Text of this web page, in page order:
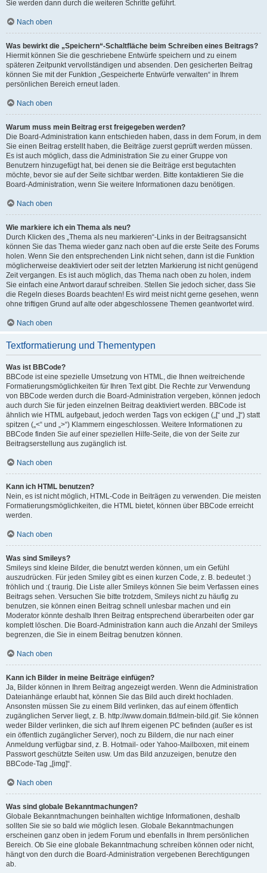
Sie werden dann durch die weiteren Schritte geführt.
Nach oben
Was bewirkt die „Speichern“-Schaltfläche beim Schreiben eines Beitrags?
Hiermit können Sie die geschriebene Entwürfe speichern und zu einem
späteren Zeitpunkt vervollständigen und absenden. Den gesicherten Beitrag
können Sie mit der Funktion „Gespeicherte Entwürfe verwalten“ in Ihrem
persönlichen Bereich erneut laden.
Nach oben
Warum muss mein Beitrag erst freigegeben werden?
Die Board-Administration kann entschieden haben, dass in dem Forum, in dem
Sie einen Beitrag erstellt haben, die Beiträge zuerst geprüft werden müssen.
Es ist auch möglich, dass die Administration Sie zu einer Gruppe von
Benutzern hinzugefügt hat, bei denen sie die Beiträge erst begutachten
möchte, bevor sie auf der Seite sichtbar werden. Bitte kontaktieren Sie die
Board-Administration, wenn Sie weitere Informationen dazu benötigen.
Nach oben
Wie markiere ich ein Thema als neu?
Durch Klicken des „Thema als neu markieren“-Links in der Beitragsansicht
können Sie das Thema wieder ganz nach oben auf die erste Seite des Forums
holen. Wenn Sie den entsprechenden Link nicht sehen, dann ist die Funktion
möglicherweise deaktiviert oder seit der letzten Markierung ist nicht genügend
Zeit vergangen. Es ist auch möglich, das Thema nach oben zu holen, indem
Sie einfach eine Antwort darauf schreiben. Stellen Sie jedoch sicher, dass Sie
die Regeln dieses Boards beachten! Es wird meist nicht gerne gesehen, wenn
ohne triftigen Grund auf alte oder abgeschlossene Themen geantwortet wird.
Nach oben
Textformatierung und Thementypen
Was ist BBCode?
BBCode ist eine spezielle Umsetzung von HTML, die Ihnen weitreichende
Formatierungsmöglichkeiten für Ihren Text gibt. Die Rechte zur Verwendung
von BBCode werden durch die Board-Administration vergeben, können jedoch
auch durch Sie für jeden einzelnen Beitrag deaktiviert werden. BBCode ist
ähnlich wie HTML aufgebaut, jedoch werden Tags von eckigen („[“ und „]“) statt
spitzen („<“ und „>“) Klammern eingeschlossen. Weitere Informationen zu
BBCode finden Sie auf einer speziellen Hilfe-Seite, die von der Seite zur
Beitragserstellung aus zugänglich ist.
Nach oben
Kann ich HTML benutzen?
Nein, es ist nicht möglich, HTML-Code in Beiträgen zu verwenden. Die meisten
Formatierungsmöglichkeiten, die HTML bietet, können über BBCode erreicht
werden.
Nach oben
Was sind Smileys?
Smileys sind kleine Bilder, die benutzt werden können, um ein Gefühl
auszudrücken. Für jeden Smiley gibt es einen kurzen Code, z. B. bedeutet :)
fröhlich und :( traurig. Die Liste aller Smileys können Sie beim Verfassen eines
Beitrags sehen. Versuchen Sie bitte trotzdem, Smileys nicht zu häufig zu
benutzen, sie können einen Beitrag schnell unlesbar machen und ein
Moderator könnte deshalb Ihren Beitrag entsprechend überarbeiten oder gar
komplett löschen. Die Board-Administration kann auch die Anzahl der Smileys
begrenzen, die Sie in einem Beitrag benutzen können.
Nach oben
Kann ich Bilder in meine Beiträge einfügen?
Ja, Bilder können in Ihrem Beitrag angezeigt werden. Wenn die Administration
Dateianhänge erlaubt hat, können Sie das Bild auch direkt hochladen.
Ansonsten müssen Sie zu einem Bild verlinken, das auf einem öffentlich
zugänglichen Server liegt, z. B. http://www.domain.tld/mein-bild.gif. Sie können
weder Bilder verlinken, die sich auf Ihrem eigenen PC befinden (außer es ist
ein öffentlich zugänglicher Server), noch zu Bildern, die nur nach einer
Anmeldung verfügbar sind, z. B. Hotmail- oder Yahoo-Mailboxen, mit einem
Passwort geschützte Seiten usw. Um das Bild anzuzeigen, benutze den
BBCode-Tag „[img]“.
Nach oben
Was sind globale Bekanntmachungen?
Globale Bekanntmachungen beinhalten wichtige Informationen, deshalb
sollten Sie sie so bald wie möglich lesen. Globale Bekanntmachungen
erscheinen ganz oben in jedem Forum und ebenfalls in Ihrem persönlichen
Bereich. Ob Sie eine globale Bekanntmachung schreiben können oder nicht,
hängt von den durch die Board-Administration vergebenen Berechtigungen
ab.